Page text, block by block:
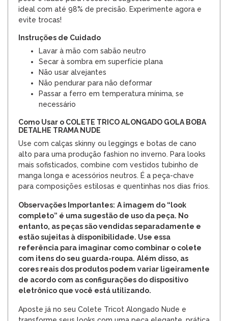
ideal com até 98% de precisão. Experimente agora e
evite trocas!
Instruções de Cuidado
Lavar à mão com sabão neutro
Secar à sombra em superfície plana
Não usar alvejantes
Não pendurar para não deformar
Passar a ferro em temperatura mínima, se
necessário
Como Usar o COLETE TRICO ALONGADO GOLA BOBA
DETALHE TRAMA NUDE
Use com calças skinny ou leggings e botas de cano
alto para uma produção fashion no inverno. Para looks
mais sofisticados, combine com vestidos tubinho de
manga longa e acessórios neutros. É a peça-chave
para composições estilosas e quentinhas nos dias frios.
Observações Importantes: A imagem do “look
completo” é uma sugestão de uso da peça. No
entanto, as peças são vendidas separadamente e
estão sujeitas à disponibilidade. Use essa
referência para imaginar como combinar o colete
com itens do seu guarda-roupa. Além disso, as
cores reais dos produtos podem variar ligeiramente
de acordo com as configurações do dispositivo
eletrônico que você está utilizando.
Aposte já no seu Colete Tricot Alongado Nude e